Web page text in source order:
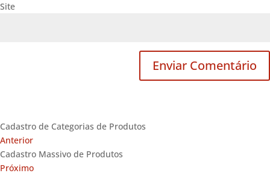
Site
Cadastro de Categorias de Produtos
Anterior
Cadastro Massivo de Produtos
Próximo